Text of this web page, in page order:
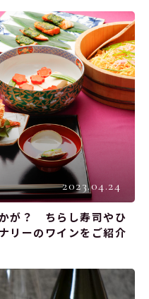
2023.04.24
が？ ちらし寿司やひ
リーのワインをご紹介